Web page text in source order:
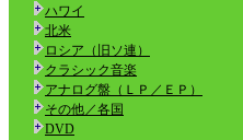
ハワイ
北米
ロシア（旧ソ連）
クラシック音楽
アナログ盤（ＬＰ／ＥＰ）
その他／各国
DVD